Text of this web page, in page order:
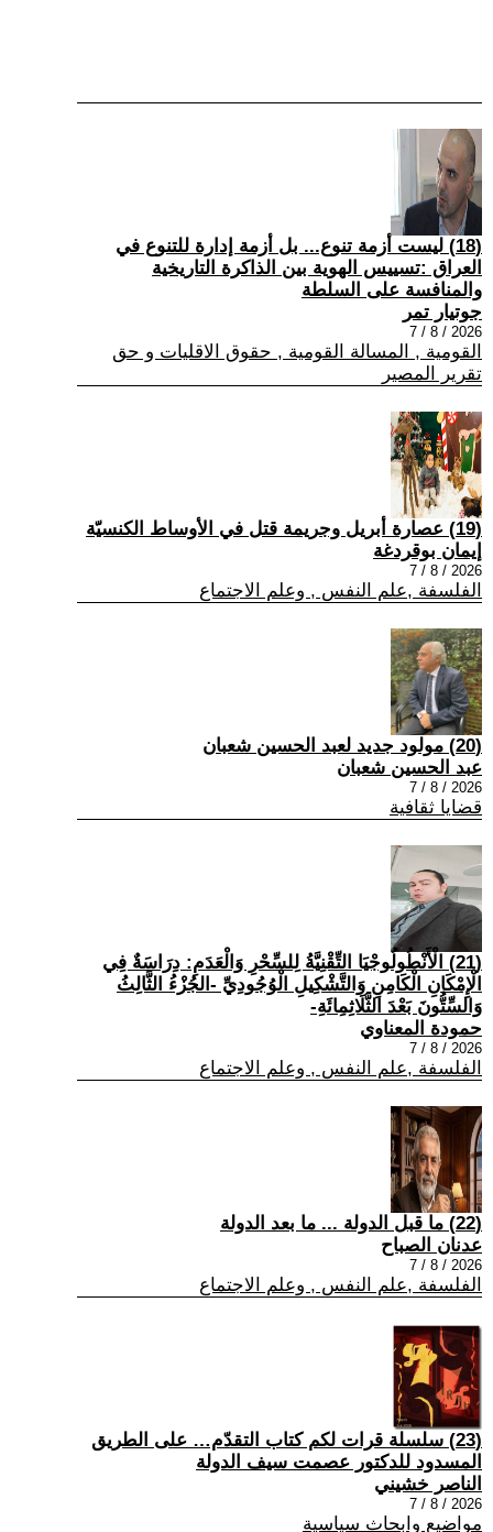
(18) ليست أزمة تنوع... بل أزمة إدارة للتنوع في
العراق :تسييس الهوية بين الذاكرة التاريخية
والمنافسة على السلطة
جوتيار تمر
2026 / 8 / 7
القومية , المسالة القومية , حقوق الاقليات و حق
تقرير المصير
(19) عصارة أبريل وجريمة قتل في الأوساط الكنسيّة
إيمان بوقردغة
2026 / 8 / 7
الفلسفة ,علم النفس , وعلم الاجتماع
(20) مولود جديد لعبد الحسين شعبان
عبد الحسين شعبان
2026 / 8 / 7
قضايا ثقافية
(21) الْأَنْطُولُوجْيَا التِّقْنِيَّةُ لِلسِّحْرِ وَالْعَدَمِ: دِرَاسَةٌ فِي
الْإِمْكَانِ الْكَامِنِ وَالتَّشْكِيلِ الْوُجُودِيِّ -الجُزْءُ الثَّالِثُ
وَالسِّتُّونَ بَعْدَ الثَّلَاثِمِائَةِ-
حمودة المعناوي
2026 / 8 / 7
الفلسفة ,علم النفس , وعلم الاجتماع
(22) ما قبل الدولة ... ما بعد الدولة
عدنان الصباح
2026 / 8 / 7
الفلسفة ,علم النفس , وعلم الاجتماع
(23) سلسلة قرات لكم كتاب التقدّم… على الطريق
المسدود للدكتور عصمت سيف الدولة
الناصر خشيني
2026 / 8 / 7
مواضيع وابحاث سياسية